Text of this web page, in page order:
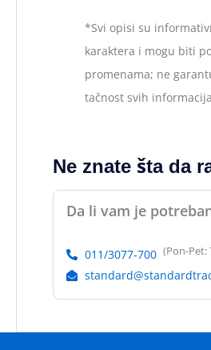
*Svi opisi su
karaktera i mogu biti
promenama; ne
tačnost svih informacija
Ne znate šta da
Da li vam je
011/3077-700 (Pon-Pet: